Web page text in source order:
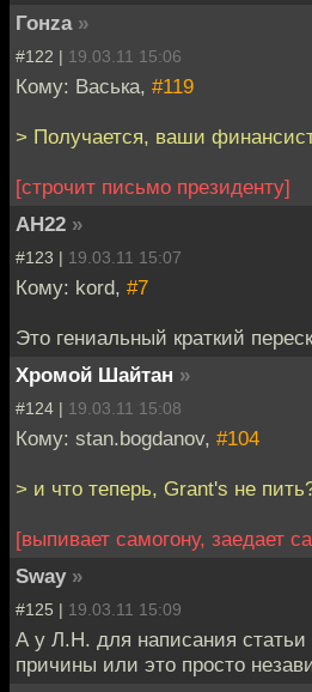
Гонzа »
#122 | 19.03.11 15:06
Кому: Васька, #119
> Получается, ваши
[строчит письмо президенту]
АН22 »
#123 | 19.03.11 15:07
Кому: kord, #7
Это гениальный краткий
Хромой Шайтан »
#124 | 19.03.11 15:08
Кому: stan.bogdanov, #104
> и что теперь, Grant's не
[выпивает самогону, заедает
Sway »
#125 | 19.03.11 15:09
А у Л.Н. для написания
причины или это просто